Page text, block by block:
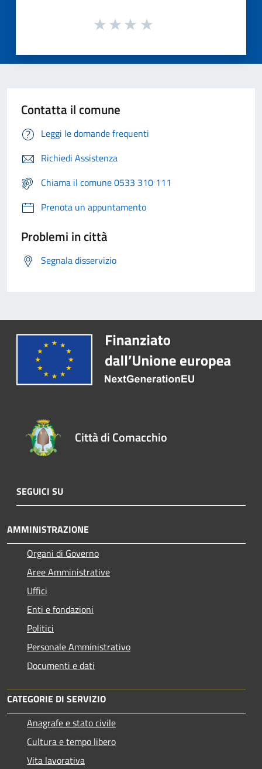
Contatta il comune
Leggi le domande frequenti
Richiedi Assistenza
Chiama il comune 0533 310 111
Prenota un appuntamento
Problemi in città
Segnala disservizio
Città di Comacchio
SEGUICI SU
AMMINISTRAZIONE
Organi di Governo
Aree Amministrative
Uffici
Enti e fondazioni
Politici
Personale Amministrativo
Documenti e dati
CATEGORIE DI SERVIZIO
Anagrafe e stato civile
Cultura e tempo libero
Vita lavorativa